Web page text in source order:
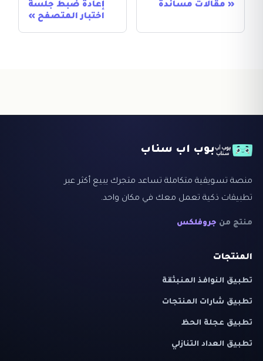
مقالات مساندة
إعادة ضبط جلسة
اختبار المتصفح
بوب اب سناب
منصة تسويقية متكاملة تساعد متجرك يبيع أكثر عبر
تطبيقات ذكية تعمل معك في مكان واحد.
منتج من جروفلكس
المنتجات
تطبيق النوافذ المنبثقة
تطبيق شارات المنتجات
تطبيق عجلة الحظ
تطبيق العداد التنازلي